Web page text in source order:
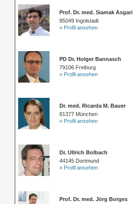
Prof. Dr. med. Siamak Asgari
85049 Ingolstadt
» Profil ansehen
PD Dr. Holger Bannasch
79106 Freiburg
» Profil ansehen
Dr. med. Ricarda M. Bauer
81377 München
» Profil ansehen
Dr. Ullrich Bolbach
44145 Dortmund
» Profil ansehen
Prof. Dr. med. Jörg Borges